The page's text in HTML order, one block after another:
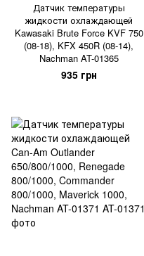
Датчик температуры
жидкости охлаждающей
Kawasaki Brute Force KVF 750
(08-18), KFX 450R (08-14),
Nachman AT-01365
935 грн